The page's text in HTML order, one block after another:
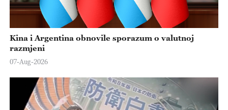
Kina i Argentina obnovile sporazum o valutnoj
razmjeni
07-Aug-2026